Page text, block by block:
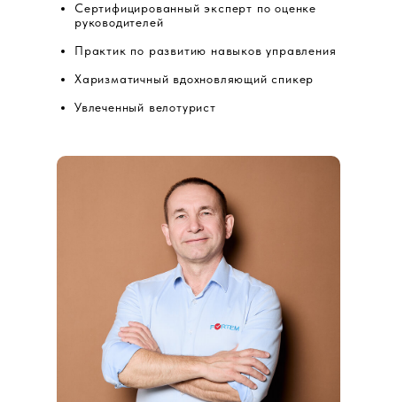
Сертифицированный эксперт по оценке
руководителей
Практик по развитию навыков управления
Харизматичный вдохновляющий спикер
Увлеченный велотурист